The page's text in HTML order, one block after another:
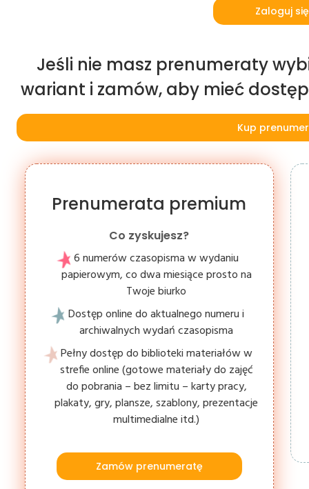
Zaloguj się
Jeśli nie masz prenumeraty
wariant i zamów, aby mieć
Kup
Prenumerata premium
Co zyskujesz?
6 numerów czasopisma w wydaniu
papierowym, co dwa miesiące prosto na
Twoje biurko
Dostęp online do aktualnego numeru i
archiwalnych wydań czasopisma
Pełny dostęp do biblioteki materiałów w
strefie online (gotowe materiały do zajęć
do pobrania – bez limitu – karty pracy,
plakaty, gry, plansze, szablony, prezentacje
multimedialne itd.)
Zamów prenumeratę